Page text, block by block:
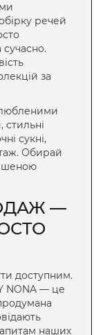
речей
за
стильні
сукні,
Обирай
—
доступним.
NONA — це
наших